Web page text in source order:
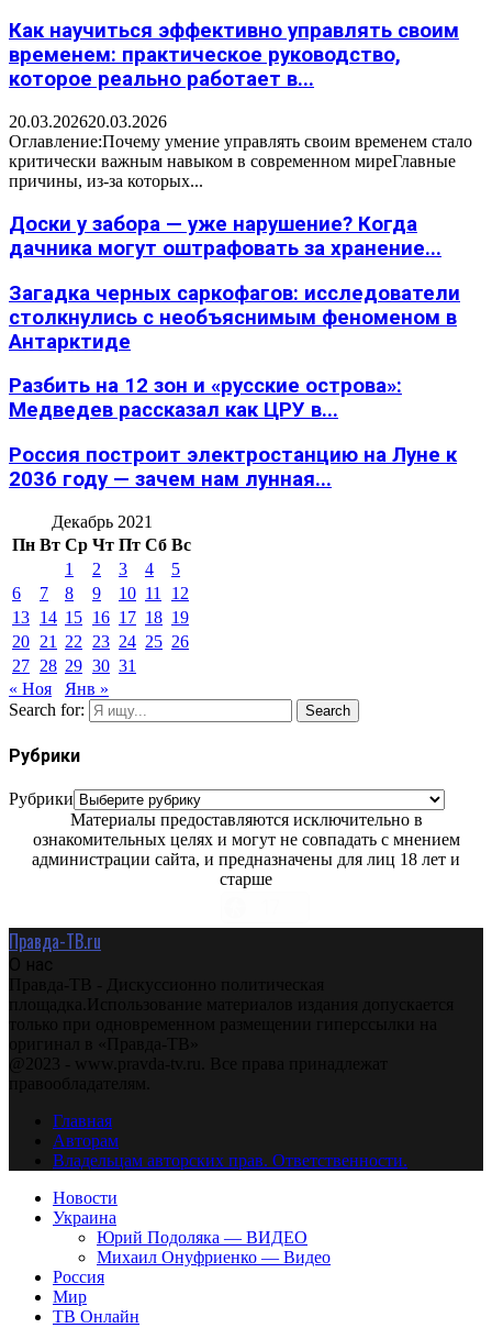
Как научиться эффективно управлять своим
временем: практическое руководство,
которое реально работает в...
20.03.202620.03.2026
Оглавление:Почему умение управлять своим временем стало
критически важным навыком в современном миреГлавные
причины, из-за которых...
Доски у забора — уже нарушение? Когда
дачника могут оштрафовать за хранение...
Загадка черных саркофагов: исследователи
столкнулись с необъяснимым феноменом в
Антарктиде
Разбить на 12 зон и «русские острова»:
Медведев рассказал как ЦРУ в...
Россия построит электростанцию на Луне к
2036 году — зачем нам лунная...
Декабрь 2021
Пн Вт Ср Чт Пт Сб Вс
1
2 3 4
5
6
7 8 9 10 11
12
13 14 15 16 17 18 19
20 21 22 23 24 25 26
27 28 29 30 31
« Ноя
Янв »
Search for:
Search
Рубрики
Рубрики
Материалы предоставляются исключительно в
ознакомительных целях и могут не совпадать с мнением
администрации сайта, и предназначены для лиц 18 лет и
старше
Правда-ТВ.ru
О нас
Правда-ТВ - Дискуссионно политическая
площадка.Использование материалов издания допускается
только при одновременном размещении гиперссылки на
оригинал в «Правда-ТВ»
@2023 - www.pravda-tv.ru. Все права принадлежат
правообладателям.
Главная
Авторам
Владельцам авторских прав. Ответственности.
Новости
Украина
Юрий Подоляка — ВИДЕО
Михаил Онуфриенко — Видео
Россия
Мир
ТВ Онлайн